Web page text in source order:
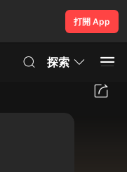
打開 App
探索